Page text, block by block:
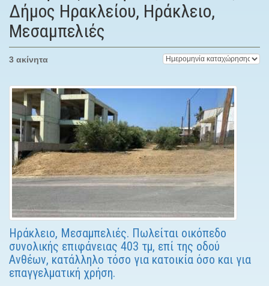
Δήμος Ηρακλείου, Ηράκλειο,
Μεσαμπελιές
3 ακίνητα
Ηράκλειο, Μεσαμπελιές. Πωλείται οικόπεδο
συνολικής επιφάνειας 403 τμ, επί της οδού
Ανθέων, κατάλληλο τόσο για κατοικία όσο και για
επαγγελματική χρήση.